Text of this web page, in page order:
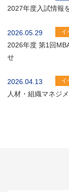
2027年度入試情報
2026.05.29 イ
2026年度 第1回
せ
2026.04.13 イ
人材・組織マネジ